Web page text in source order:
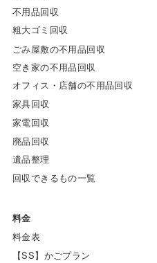
不用品回収
粗大ゴミ回収
ごみ屋敷の不用品回収
空き家の不用品回収
オフィス・店舗の不用品回収
家具回収
家電回収
廃品回収
遺品整理
回収できるもの一覧
料金
料金表
【SS】かごプラン